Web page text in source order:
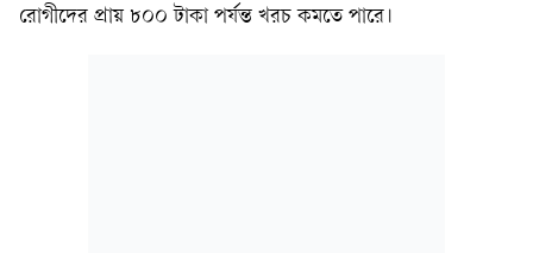
রোগীদের প্রায় ৮০০ টাকা পর্যন্ত খরচ কমতে পারে।